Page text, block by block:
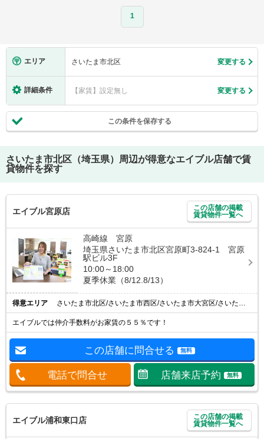
1
エリア さいたま市北区 変更する
詳細条件 【家賃】設定無し 変更する
この条件を保存する
さいたま市北区（埼玉県）
周辺が得意なエイブル店舗で賃
貸物件を探す
エイブル宮原店
この店舗の掲載
賃貸物件一覧へ
高崎線 宮原
埼玉県さいたま市北区宮原町3-824-1 宮原
駅ビル3F
10:00～18:00
夏季休業（8/12.8/13）
得意エリア さいたま市北区/さいたま市西区/さいたま市大宮区/さいたま市見沼区/上尾市
エイブルでは仲介手数料がお家賃の５５％です！
この店舗に問合せる 無料
電話で問合せ 店舗来店予約 無料
エイブル浦和東口店
この店舗の掲載
賃貸物件一覧へ